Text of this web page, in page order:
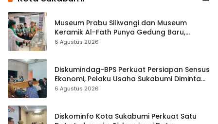
Museum Prabu Siliwangi dan Museum
Keramik Al-Fath Punya Gedung Baru,
Hampir 500 Koleksi Dipisahkan
6 Agustus 2026
Diskumindag-BPS Perkuat Persiapan Sensus
Ekonomi, Pelaku Usaha Sukabumi Diminta
Terbuka Beri Data
6 Agustus 2026
Diskominfo Kota Sukabumi Perkuat Satu